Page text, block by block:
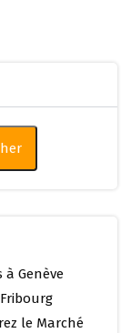
à Genève
le Marché